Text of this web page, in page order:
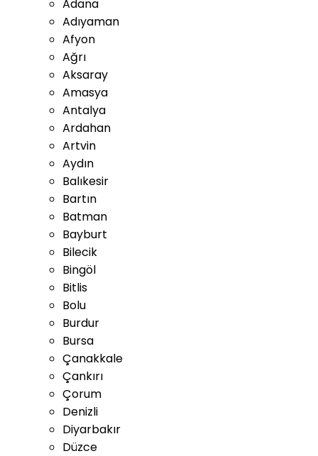
Adana
Adıyaman
Afyon
Ağrı
Aksaray
Amasya
Antalya
Ardahan
Artvin
Aydın
Balıkesir
Bartın
Batman
Bayburt
Bilecik
Bingöl
Bitlis
Bolu
Burdur
Bursa
Çanakkale
Çankırı
Çorum
Denizli
Diyarbakır
Düzce